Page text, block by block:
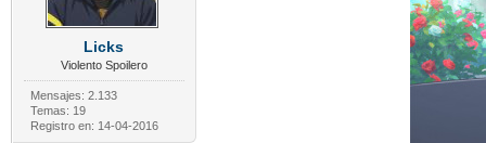
Licks
Violento Spoilero
Mensajes: 2.133
Temas: 19
Registro en: 14-04-2016